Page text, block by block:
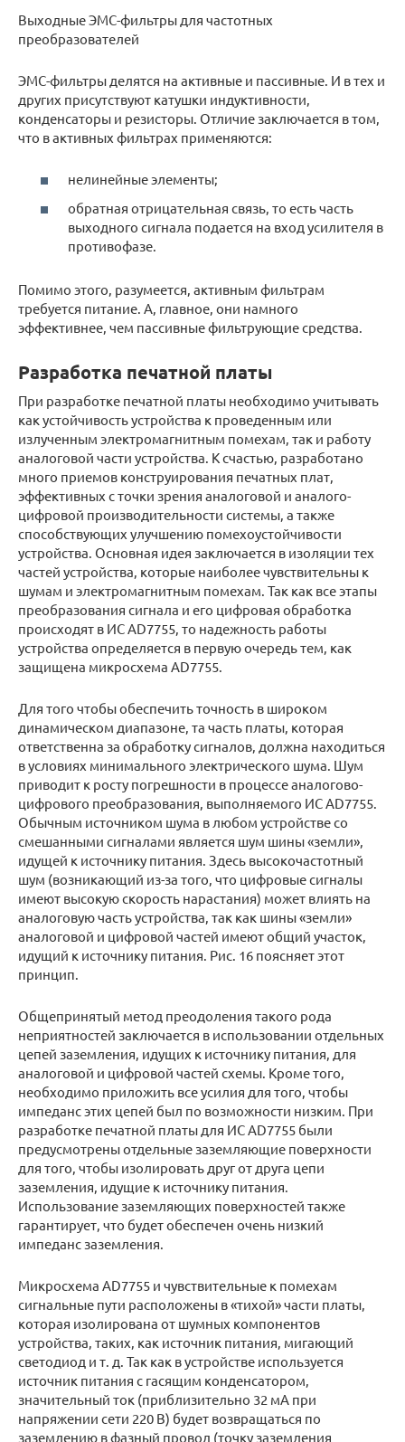
Выходные ЭМС-фильтры для частотных
преобразователей
ЭМС-фильтры делятся на активные и пассивные. И в тех и
других присутствуют катушки индуктивности,
конденсаторы и резисторы. Отличие заключается в том,
что в активных фильтрах применяются:
нелинейные элементы;
обратная отрицательная связь, то есть часть
выходного сигнала подается на вход усилителя в
противофазе.
Помимо этого, разумеется, активным фильтрам
требуется питание. А, главное, они намного
эффективнее, чем пассивные фильтрующие средства.
Разработка печатной платы
При разработке печатной платы необходимо учитывать
как устойчивость устройства к проведенным или
излученным электромагнитным помехам, так и работу
аналоговой части устройства. К счастью, разработано
много приемов конструирования печатных плат,
эффективных с точки зрения аналоговой и аналого-
цифровой производительности системы, а также
способствующих улучшению помехоустойчивости
устройства. Основная идея заключается в изоляции тех
частей устройства, которые наиболее чувствительны к
шумам и электромагнитным помехам. Так как все этапы
преобразования сигнала и его цифровая обработка
происходят в ИС AD7755, то надежность работы
устройства определяется в первую очередь тем, как
защищена микросхема AD7755.
Для того чтобы обеспечить точность в широком
динамическом диапазоне, та часть платы, которая
ответственна за обработку сигналов, должна находиться
в условиях минимального электрического шума. Шум
приводит к росту погрешности в процессе аналогово-
цифрового преобразования, выполняемого ИС AD7755.
Обычным источником шума в любом устройстве со
смешанными сигналами является шум шины «земли»,
идущей к источнику питания. Здесь высокочастотный
шум (возникающий из-за того, что цифровые сигналы
имеют высокую скорость нарастания) может влиять на
аналоговую часть устройства, так как шины «земли»
аналоговой и цифровой частей имеют общий участок,
идущий к источнику питания. Рис. 16 поясняет этот
принцип.
Общепринятый метод преодоления такого рода
неприятностей заключается в использовании отдельных
цепей заземления, идущих к источнику питания, для
аналоговой и цифровой частей схемы. Кроме того,
необходимо приложить все усилия для того, чтобы
импеданс этих цепей был по возможности низким. При
разработке печатной платы для ИС AD7755 были
предусмотрены отдельные заземляющие поверхности
для того, чтобы изолировать друг от друга цепи
заземления, идущие к источнику питания.
Использование заземляющих поверхностей также
гарантирует, что будет обеспечен очень низкий
импеданс заземления.
Микросхема AD7755 и чувствительные к помехам
сигнальные пути расположены в «тихой» части платы,
которая изолирована от шумных компонентов
устройства, таких, как источник питания, мигающий
светодиод и т. д. Так как в устройстве используется
источник питания с гасящим конденсатором,
значительный ток (приблизительно 32 мА при
напряжении сети 220 В) будет возвращаться по
заземлению в фазный провод (точку заземления